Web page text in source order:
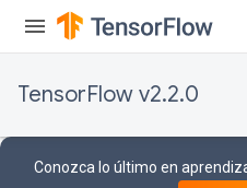
TensorFlow v2.2.0
Conozca lo último en